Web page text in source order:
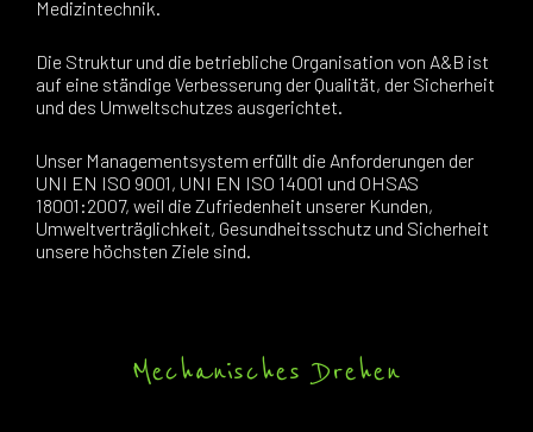
Medizintechnik.
Die Struktur und die betriebliche Organisation von A&B ist
auf eine ständige Verbesserung der Qualität, der Sicherheit
und des Umweltschutzes ausgerichtet.
Unser Managementsystem erfüllt die Anforderungen der
UNI EN ISO 9001, UNI EN ISO 14001 und OHSAS
18001:2007, weil die Zufriedenheit unserer Kunden,
Umweltverträglichkeit, Gesundheitsschutz und Sicherheit
unsere höchsten Ziele sind.
Mechanisches Drehen